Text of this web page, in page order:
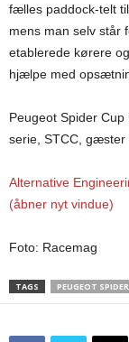
fælles paddock-telt
mens man selv står
etablerede kørere
hjælpe med
Peugeot Spider
serie, STCC, gæster
Alternative
(åbner nyt vindue)
Foto: Racemag
TAGS PEUGEOT